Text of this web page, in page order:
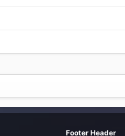
Footer Header